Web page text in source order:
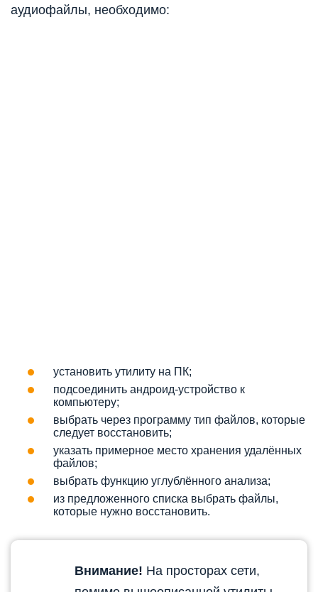
аудиофайлы, необходимо:
установить утилиту на ПК;
подсоединить андроид-устройство к
компьютеру;
выбрать через программу тип файлов, которые
следует восстановить;
указать примерное место хранения удалённых
файлов;
выбрать функцию углублённого анализа;
из предложенного списка выбрать файлы,
которые нужно восстановить.
Внимание! На просторах сети,